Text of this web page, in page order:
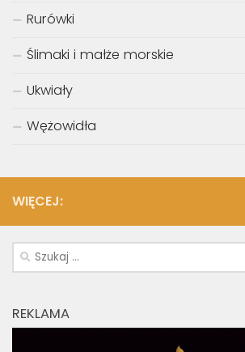
Rurówki
Ślimaki i małże morskie
Ukwiały
Wężowidła
WIĘCEJ:
Szukaj:
REKLAMA